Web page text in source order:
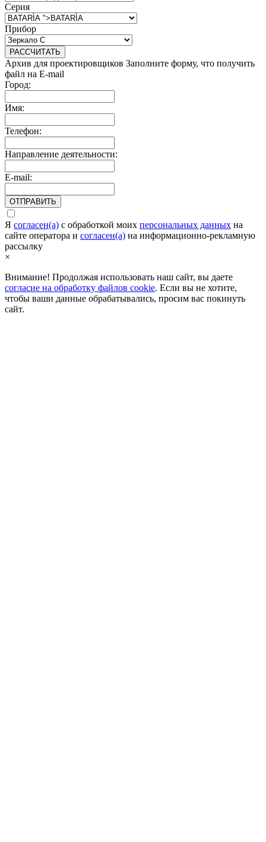
Серия
Прибор
РАССЧИТАТЬ
Архив для проектировщиков Заполните форму, что получить
файл на E-mail
Город:
Имя:
Телефон:
Направление деятельности:
E-mail:
ОТПРАВИТЬ
Я согласен(а) c обработкой моих персональных данных на
сайте оператора и согласен(а) на информационно-рекламную
рассылку
×
Внимание! Продолжая использовать наш сайт, вы даете
согласие на обработку файлов cookie. Если вы не хотите,
чтобы ваши данные обрабатывались, просим вас покинуть
сайт.